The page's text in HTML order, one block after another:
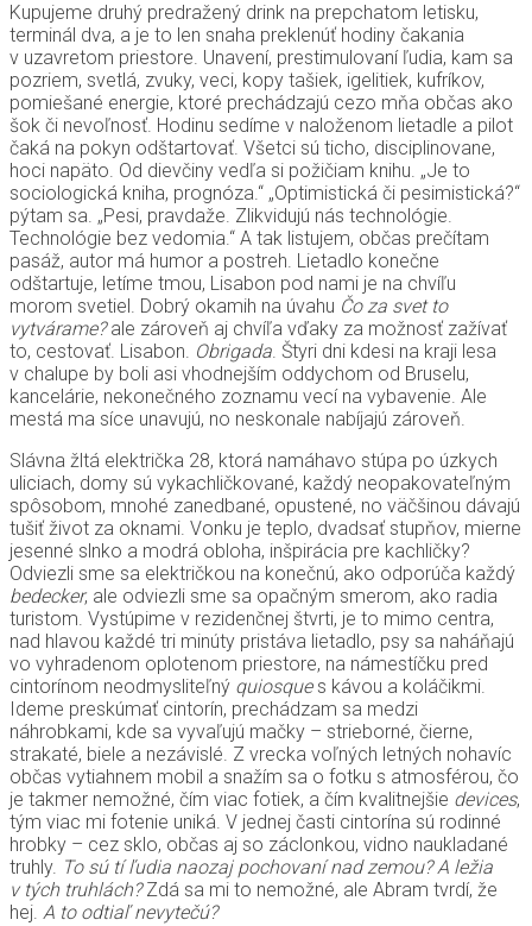
Kupujeme druhý predražený drink na prepchatom letisku,
terminál dva, a je to len snaha preklenúť hodiny čakania
v uzavretom priestore. Unavení, prestimulovaní ľudia, kam sa
pozriem, svetlá, zvuky, veci, kopy tašiek, igelitiek, kufríkov,
pomiešané energie, ktoré prechádzajú cezo mňa občas ako
šok či nevoľnosť. Hodinu sedíme v naloženom lietadle a pilot
čaká na pokyn odštartovať. Všetci sú ticho, disciplinovane,
hoci napäto. Od dievčiny vedľa si požičiam knihu. „Je to
sociologická kniha, prognóza.“ „Optimistická či pesimistická?“
pýtam sa. „Pesi, pravdaže. Zlikvidujú nás technológie.
Technológie bez vedomia.“ A tak listujem, občas prečítam
pasáž, autor má humor a postreh. Lietadlo konečne
odštartuje, letíme tmou, Lisabon pod nami je na chvíľu
morom svetiel. Dobrý okamih na úvahu Čo za svet to
vytvárame?ale zároveň aj chvíľa vďaky za možnosť zažívať
to, cestovať. Lisabon. Obrigada. Štyri dni kdesi na kraji lesa
v chalupe by boli asi vhodnejším oddychom od Bruselu,
kancelárie, nekonečného zoznamu vecí na vybavenie. Ale
mestá ma síce unavujú, no neskonale nabíjajú zároveň.
Slávna žltá električka 28, ktorá namáhavo stúpa po úzkych
uliciach, domy sú vykachličkované, každý neopakovateľným
spôsobom, mnohé zanedbané, opustené, no väčšinou dávajú
tušiť život za oknami. Vonku je teplo, dvadsať stupňov, mierne
jesenné slnko a modrá obloha, inšpirácia pre kachličky?
Odviezli sme sa električkou na konečnú, ako odporúča každý
bedecker, ale odviezli sme sa opačným smerom, ako radia
turistom. Vystúpime v rezidenčnej štvrti, je to mimo centra,
nad hlavou každé tri minúty pristáva lietadlo, psy sa naháňajú
vo vyhradenom oplotenom priestore, na námestíčku pred
cintorínom neodmysliteľný quiosques kávou a koláčikmi.
Ideme preskúmať cintorín, prechádzam sa medzi
náhrobkami, kde sa vyvaľujú mačky – strieborné, čierne,
strakaté, biele a nezávislé. Z vrecka voľných letných nohavíc
občas vytiahnem mobil a snažím sa o fotku s atmosférou, čo
je takmer nemožné, čím viac fotiek, a čím kvalitnejšie devices,
tým viac mi fotenie uniká. V jednej časti cintorína sú rodinné
hrobky – cez sklo, občas aj so záclonkou, vidno naukladané
truhly. To sú tí ľudia naozaj pochovaní nad zemou? A ležia
v tých truhlách?Zdá sa mi to nemožné, ale Abram tvrdí, že
hej. A to odtiaľ nevytečú?